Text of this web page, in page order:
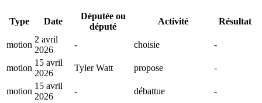
Type Date
Députée ou
député
Activité Résultat
motion
2 avril
2026
- choisie -
motion
15 avril
2026
Tyler Watt propose -
motion
15 avril
2026
- débattue -